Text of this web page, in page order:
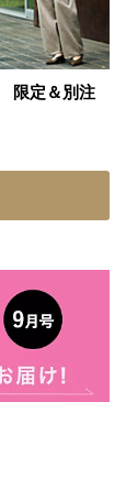
限定＆別注